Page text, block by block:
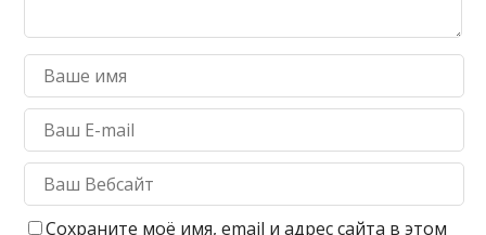
Сохраните моё имя, email и адрес сайта в этом